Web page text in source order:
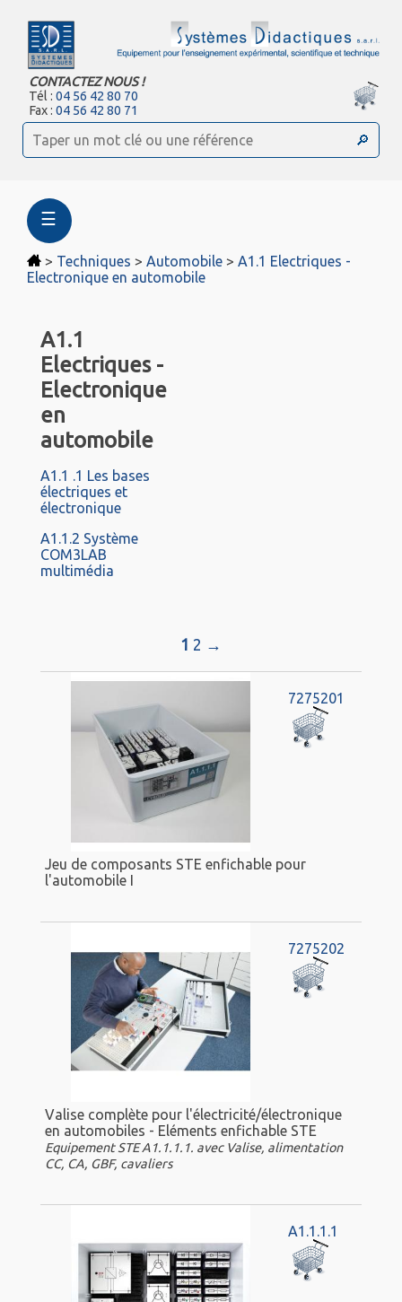
CONTACTEZ NOUS !
Tél :04 56 42 80 70
Fax :04 56 42 80 71
☰
> Techniques > Automobile > A1.1 Electriques -
Electronique en automobile
A1.1
Electriques -
Electronique
en
automobile
A1.1 .1 Les bases
électriques et
électronique
A1.1.2 Système
COM3LAB
multimédia
1 2 →
7275201
Jeu de composants STE enfichable pour
l'automobile I
7275202
Valise complète pour l'électricité/électronique
en automobiles - Eléments enfichable STE
Equipement STE A1.1.1.1. avec Valise, alimentation
CC, CA, GBF, cavaliers
A1.1.1.1